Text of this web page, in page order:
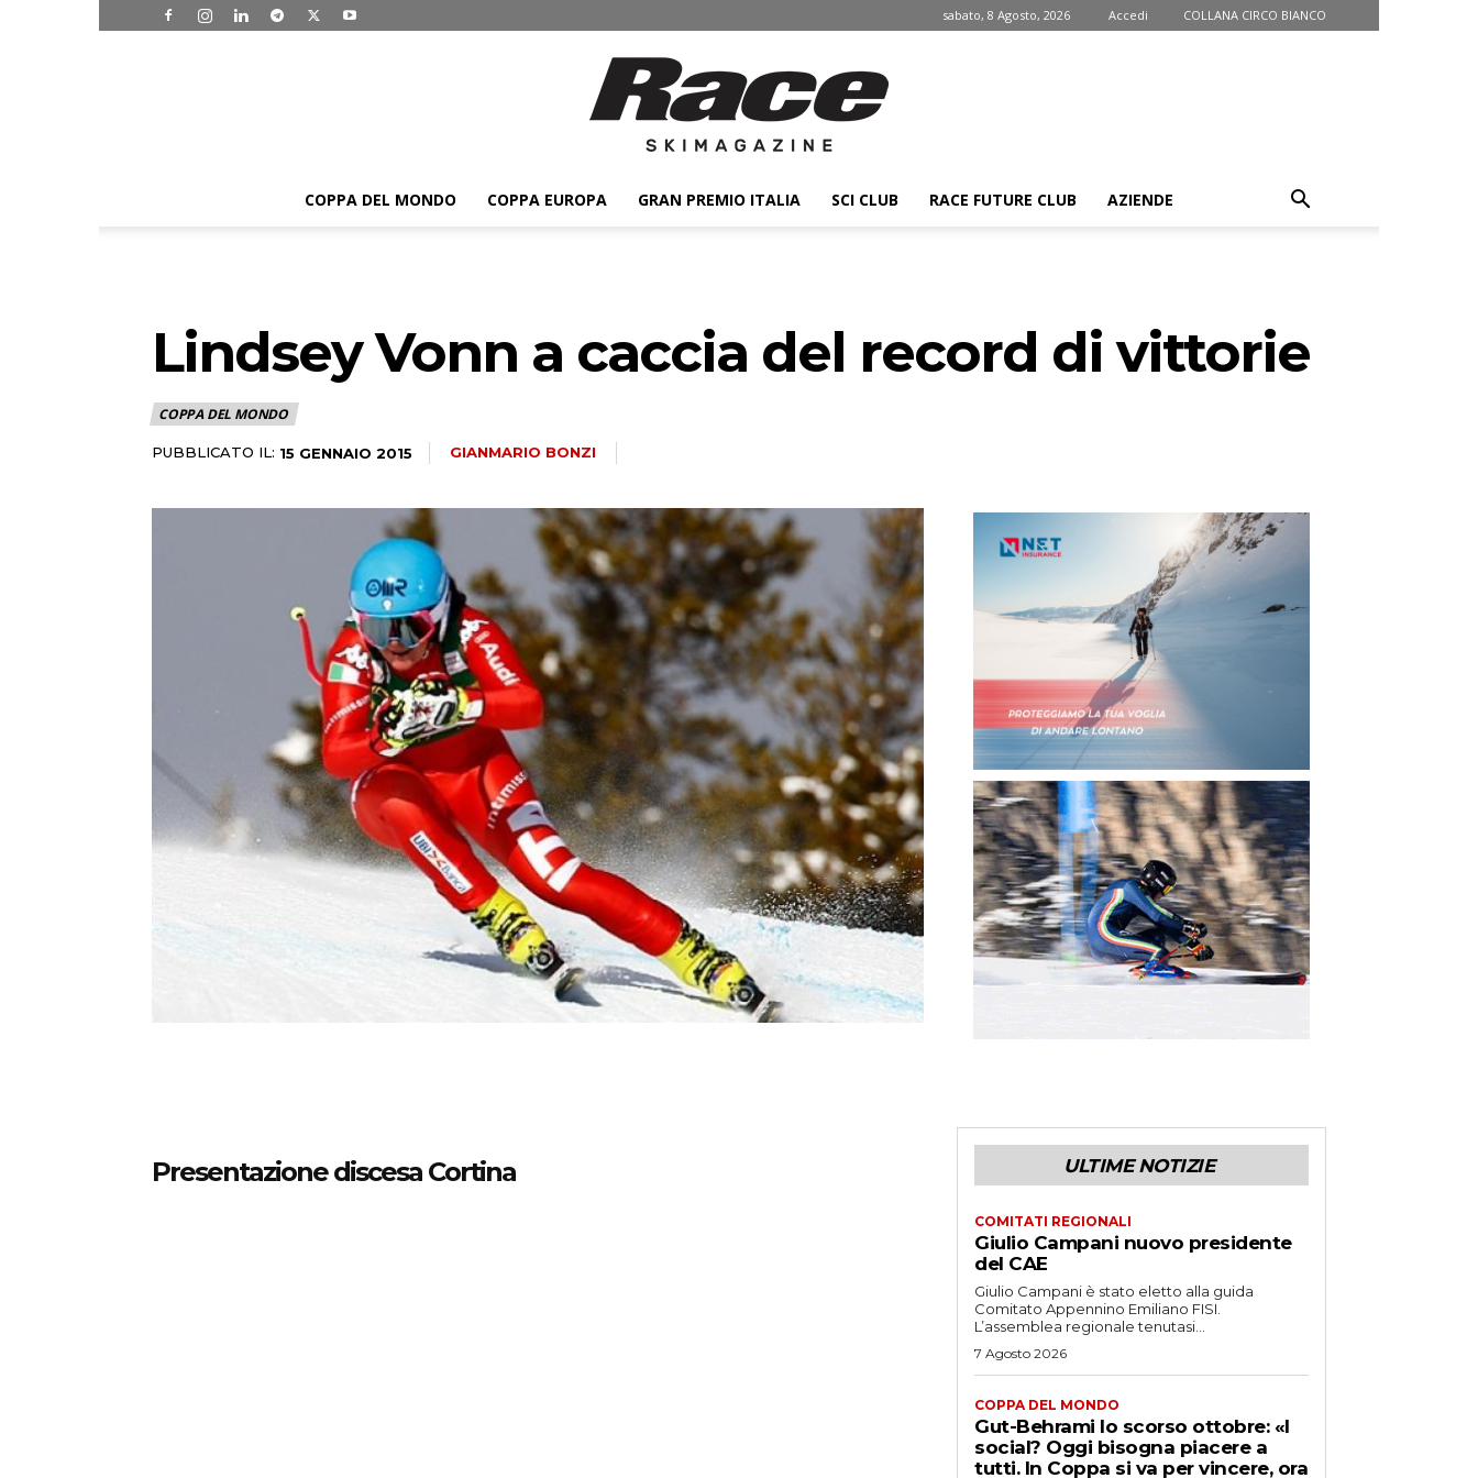
sabato, 8 Agosto, 2026 Accedi COLLANA CIRCO BIANCO
ski
magazine
COPPA DEL MONDO COPPA EUROPA GRAN PREMIO ITALIA SCI CLUB RACE FUTURE CLUB AZIENDE
Lindsey Vonn a caccia del record di vittorie
COPPA DEL MONDO
PUBBLICATO IL: 15 GENNAIO 2015 GIANMARIO BONZI
Presentazione discesa Cortina ULTIME NOTIZIE
COMITATI REGIONALI
Giulio Campani nuovo presidente
del CAE
Giulio Campani è stato eletto alla guida
Comitato Appennino Emiliano FISI.
L’assemblea regionale tenutasi...
7 Agosto 2026
COPPA DEL MONDO
Gut-Behrami lo scorso ottobre: «I
social? Oggi bisogna piacere a
tutti. In Coppa si va per vincere, ora